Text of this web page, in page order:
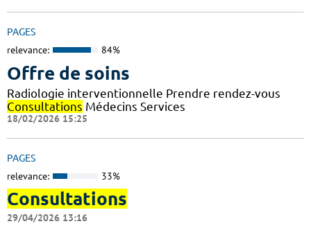
PAGES
relevance: 84%
Offre de soins
Radiologie interventionnelle Prendre rendez-vous
Consultations Médecins Services
18/02/2026 15:25
PAGES
relevance: 33%
Consultations
29/04/2026 13:16